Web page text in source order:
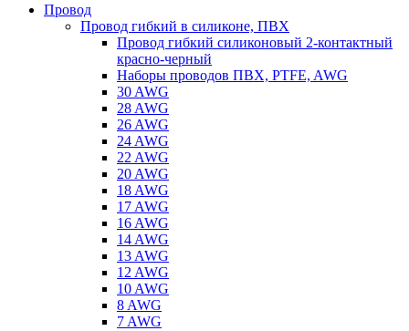
Провод
Провод гибкий в силиконе, ПВХ
Провод гибкий силиконовый 2-контактный
красно-черный
Наборы проводов ПВХ, PTFE, AWG
30 AWG
28 AWG
26 AWG
24 AWG
22 AWG
20 AWG
18 AWG
17 AWG
16 AWG
14 AWG
13 AWG
12 AWG
10 AWG
8 AWG
7 AWG